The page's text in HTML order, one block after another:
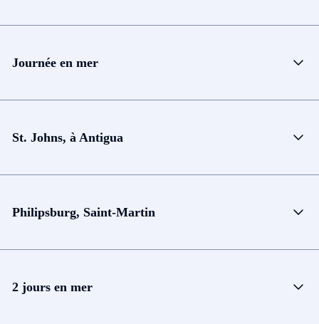
Journée en mer
St. Johns, à Antigua
Philipsburg, Saint-Martin
2 jours en mer